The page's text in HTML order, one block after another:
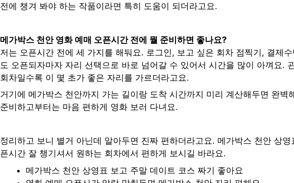
전에 챙겨 봐야 하는 작품이라면 특히 도움이 되더라고요.
메가박스 천안 영화 예매 오픈시간 전에 뭘 준비하면 좋나요?
저는 오픈시간 전에 세 가지를 해둬요. 로그인, 보고 싶은 회차 점찍기, 결제
도 오픈되자마자 자리 선택으로 바로 넘어갈 수 있어서 시간을 많이 아껴요.
회차일수록 이 몇 초가 좋은 자리를 가르더라고요.
거기에 메가박스 천안까지 가는 길이랑 도착 시간까지 미리 계산해두면 완벽
준비하고부터는 마음 편하게 영화 보러 다녀요.
정리하고 보니 별거 아닌데 알아두면 진짜 편하더라고요. 메가박스 천안 상영
픈시간 잘 챙기셔서 원하는 회차에서 편하게 보시길 바라요.
메가박스 천안 상영표 보고 주말 데이트 코스 짜기 좋아요